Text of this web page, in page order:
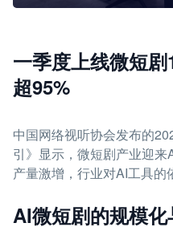
一季度上线微短
超95%
中国网络视听协会发布的
引》显示，微短剧产业迎
产量激增，行业对AI工具的
AI微短剧的规模